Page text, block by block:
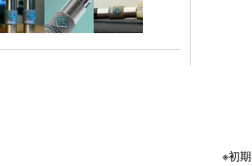
※初